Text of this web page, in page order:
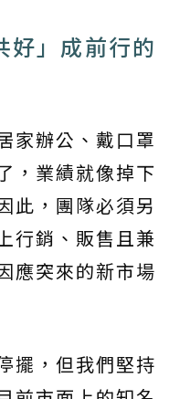
好」成前行的
家辦公、戴口罩
，業績就像掉下
此，團隊必須另
行銷、販售且兼
應突來的新市場
擺，但我們堅持